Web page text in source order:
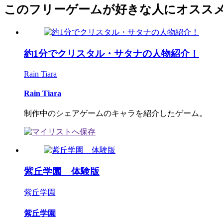
このフリーゲームが好きな人にオスス
約1分でクリスタル・サタナの人物紹介！
Rain Tiara
Rain Tiara
制作中のシェアゲームのキャラを紹介したゲーム。
紫丘学園 体験版
紫丘学園
紫丘学園